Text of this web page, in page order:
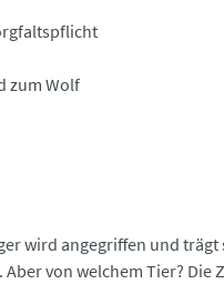
zum Wolf
wird angegriffen und trägt
von welchem Tier? Die